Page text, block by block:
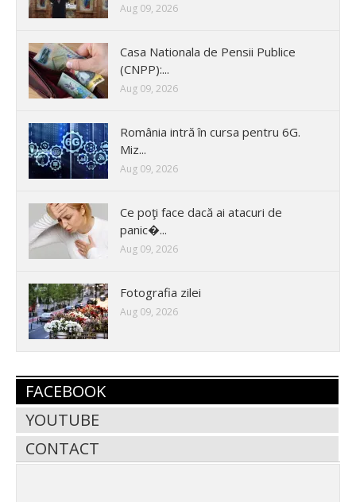
Aug 09, 2026
Casa Nationala de Pensii Publice
(CNPP):...
Aug 09, 2026
România intră în cursa pentru 6G.
Miz...
Aug 09, 2026
Ce poţi face dacă ai atacuri de
panic�...
Aug 09, 2026
Fotografia zilei
Aug 09, 2026
FACEBOOK
YOUTUBE
CONTACT